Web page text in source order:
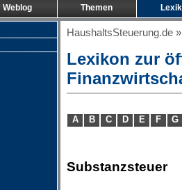
Weblog Themen
HaushaltsSteuerung.de
Lexikon zur
A B C D E F G
Substanzsteuer